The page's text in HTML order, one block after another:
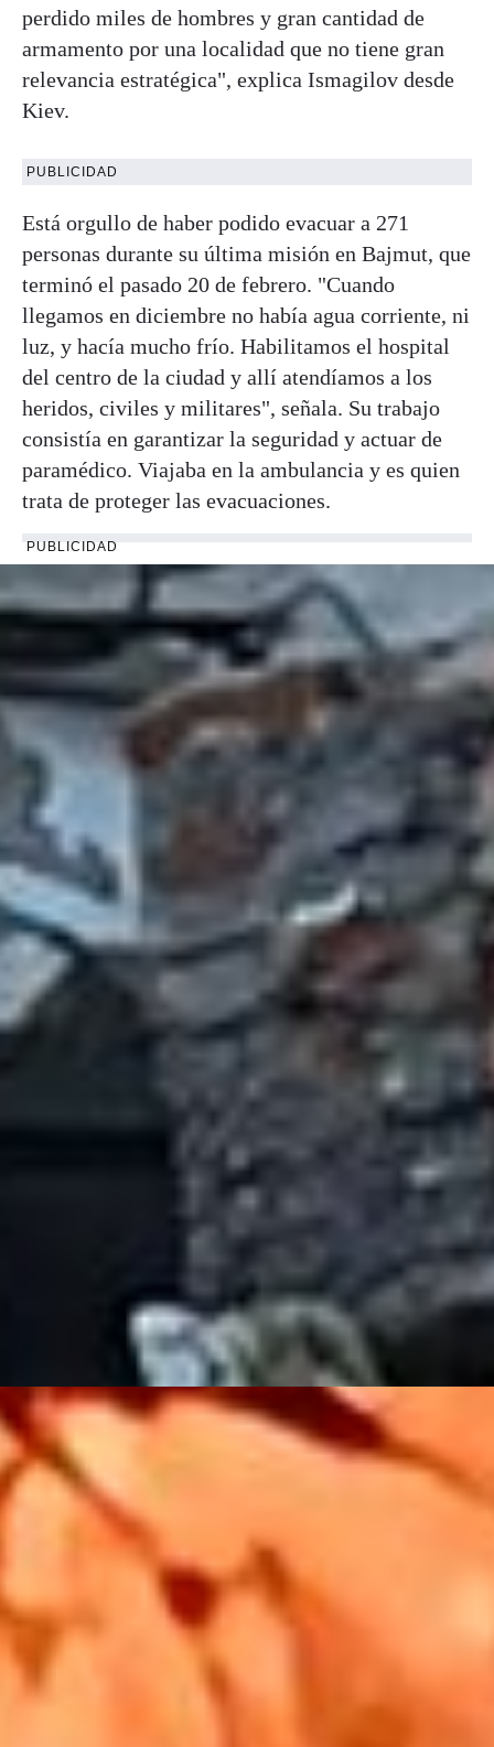
perdido miles de hombres y gran cantidad de
armamento por una localidad que no tiene gran
relevancia estratégica", explica Ismagilov desde
Kiev.
PUBLICIDAD
Está orgullo de haber podido evacuar a 271
personas durante su última misión en Bajmut, que
terminó el pasado 20 de febrero. "Cuando
llegamos en diciembre no había agua corriente, ni
luz, y hacía mucho frío. Habilitamos el hospital
del centro de la ciudad y allí atendíamos a los
heridos, civiles y militares", señala. Su trabajo
consistía en garantizar la seguridad y actuar de
paramédico. Viajaba en la ambulancia y es quien
trata de proteger las evacuaciones.
PUBLICIDAD